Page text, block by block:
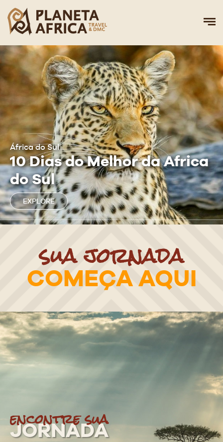
África do Sul
10 Dias do Melhor da Africa
do Sul
EXPLORE
sua jornada
COMEÇA AQUI
encontre sua
JORNADA